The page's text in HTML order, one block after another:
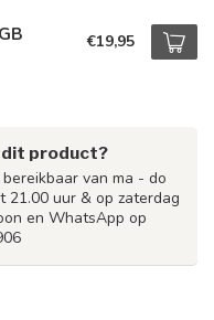
€19,95
dit product?
van ma - do
21.00 uur & op zaterdag
en WhatsApp op